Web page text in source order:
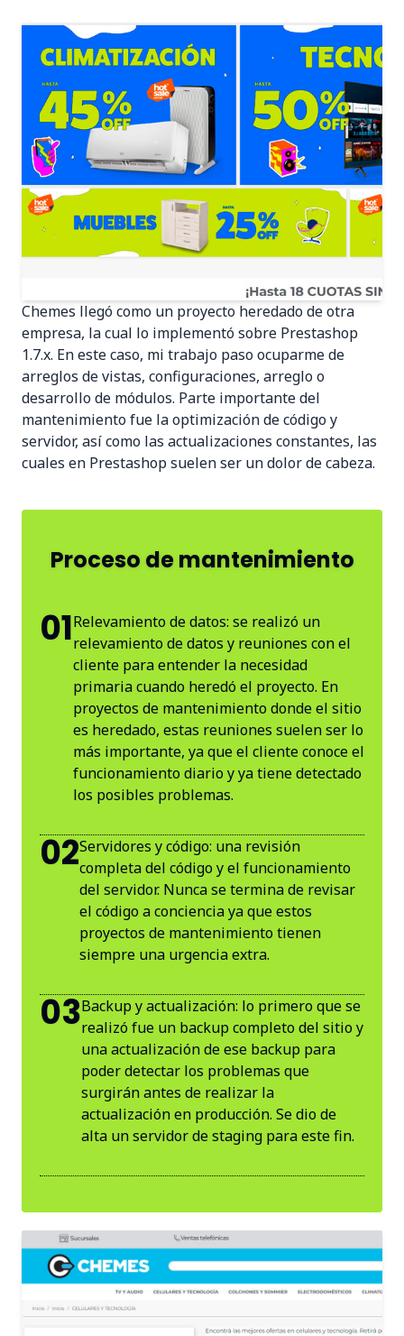
Chemes llegó como un proyecto heredado de otra
empresa, la cual lo implementó sobre Prestashop
1.7.x. En este caso, mi trabajo paso ocuparme de
arreglos de vistas, configuraciones, arreglo o
desarrollo de módulos. Parte importante del
mantenimiento fue la optimización de código y
servidor, así como las actualizaciones constantes, las
cuales en Prestashop suelen ser un dolor de cabeza.
Proceso de mantenimiento
01Relevamiento de datos: se realizó un
relevamiento de datos y reuniones con el
cliente para entender la necesidad
primaria cuando heredó el proyecto. En
proyectos de mantenimiento donde el sitio
es heredado, estas reuniones suelen ser lo
más importante, ya que el cliente conoce el
funcionamiento diario y ya tiene detectado
los posibles problemas.
02Servidores y código: una revisión
completa del código y el funcionamiento
del servidor. Nunca se termina de revisar
el código a conciencia ya que estos
proyectos de mantenimiento tienen
siempre una urgencia extra.
03Backup y actualización: lo primero que se
realizó fue un backup completo del sitio y
una actualización de ese backup para
poder detectar los problemas que
surgirán antes de realizar la
actualización en producción. Se dio de
alta un servidor de staging para este fin.